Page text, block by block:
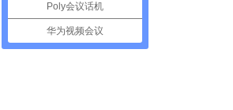
Poly会议话机
华为视频会议